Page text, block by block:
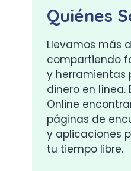
Quiénes
Llevamos más
compartiendo
y herramientas
dinero en línea.
Online
páginas de
y aplicaciones
tu tiempo libre.